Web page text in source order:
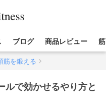
ブログ 商品レビュー
筋を鍛える
ルで効かせるやり方と